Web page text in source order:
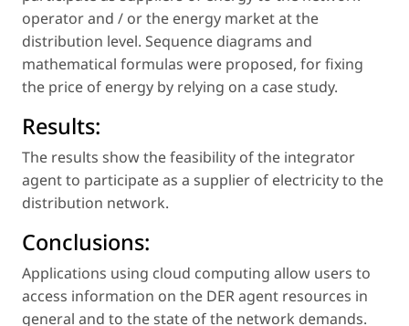
operator and / or the energy market at the
distribution level. Sequence diagrams and
mathematical formulas were proposed, for fixing
the price of energy by relying on a case study.
Results:
The results show the feasibility of the integrator
agent to participate as a supplier of electricity to the
distribution network.
Conclusions:
Applications using cloud computing allow users to
access information on the DER agent resources in
general and to the state of the network demands.